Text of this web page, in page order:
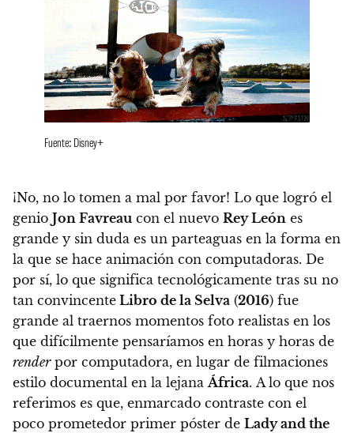
Fuente: Disney+
¡No, no lo tomen a mal por favor! Lo que logró el
genio Jon Favreaucon el nuevo Rey León es
grande y sin duda es un parteaguas en la forma en
la que se hace animación con computadoras. De
por sí, lo que significa tecnológicamente tras su no
tan convincente Libro de la Selva (2016) fue
grande al traernos momentos foto realistas en los
que difícilmente pensaríamos en horas y horas de
renderpor computadora, en lugar de filmaciones
estilo documental en la lejanaÁfrica. A lo que nos
referimos es que, enmarcado contraste con el
poco prometedor primer póster de Lady and the